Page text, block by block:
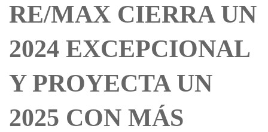
RE/MAX CIERRA UN
2024 EXCEPCIONAL
Y PROYECTA UN
2025 CON MÁS